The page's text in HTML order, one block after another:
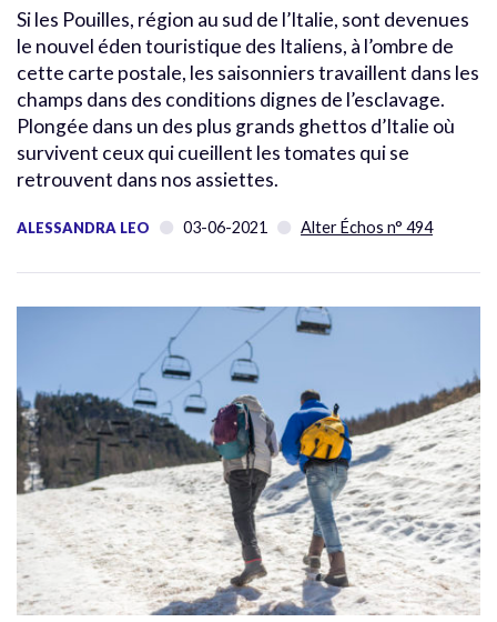
Si les Pouilles, région au sud de l’Italie, sont devenues
le nouvel éden touristique des Italiens, à l’ombre de
cette carte postale, les saisonniers travaillent dans les
champs dans des conditions dignes de l’esclavage.
Plongée dans un des plus grands ghettos d’Italie où
survivent ceux qui cueillent les tomates qui se
retrouvent dans nos assiettes.
ALESSANDRA LEO 03-06-2021 Alter Échos n° 494